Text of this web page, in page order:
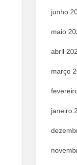
junho
maio
abril
março
janeiro